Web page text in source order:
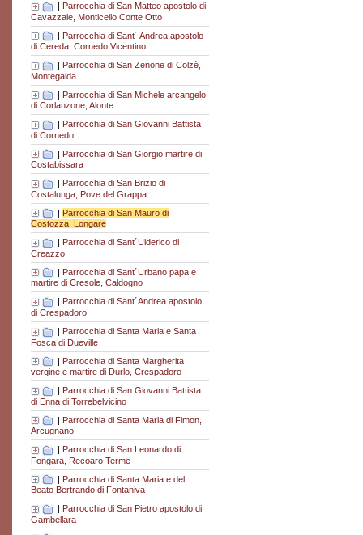
| Parrocchia di San Matteo apostolo di
Cavazzale, Monticello Conte Otto
| Parrocchia di Sant´ Andrea apostolo
di Cereda, Cornedo Vicentino
| Parrocchia di San Zenone di Colzè,
Montegalda
| Parrocchia di San Michele arcangelo
di Corlanzone, Alonte
Parrocchia di San Giovanni Battista
di Cornedo
| Parrocchia di San Giorgio martire di
Costabissara
Parrocchia di San Brizio di
Costalunga, Pove del Grappa
| Parrocchia di San Mauro di
Costozza, Longare
Parrocchia di Sant´Ulderico di
Creazzo
| Parrocchia di Sant´Urbano papa e
martire di Cresole, Caldogno
Parrocchia di Sant´Andrea apostolo
di Crespadoro
| Parrocchia di Santa Maria e Santa
Fosca di Dueville
| Parrocchia di Santa Margherita
vergine e martire di Durlo, Crespadoro
| Parrocchia di San Giovanni Battista
di Enna di Torrebelvicino
| Parrocchia di Santa Maria di Fimon,
Arcugnano
Parrocchia di San Leonardo di
Fongara, Recoaro Terme
| Parrocchia di Santa Maria e del
Beato Bertrando di Fontaniva
Parrocchia di San Pietro apostolo di
Gambellara